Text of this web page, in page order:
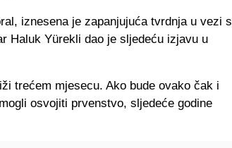
iznesena je zapanjujuća tvrdnja u vezi s
Haluk Yürekli dao je sljedeću izjavu u
trećem mjesecu. Ako bude ovako čak i
osvojiti prvenstvo, sljedeće godine